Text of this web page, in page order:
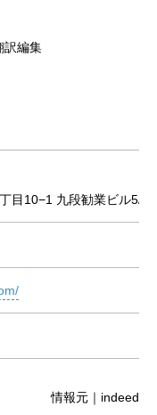
訳編集
目10−1 九段勧業ビル5/6/
情報元｜indeed